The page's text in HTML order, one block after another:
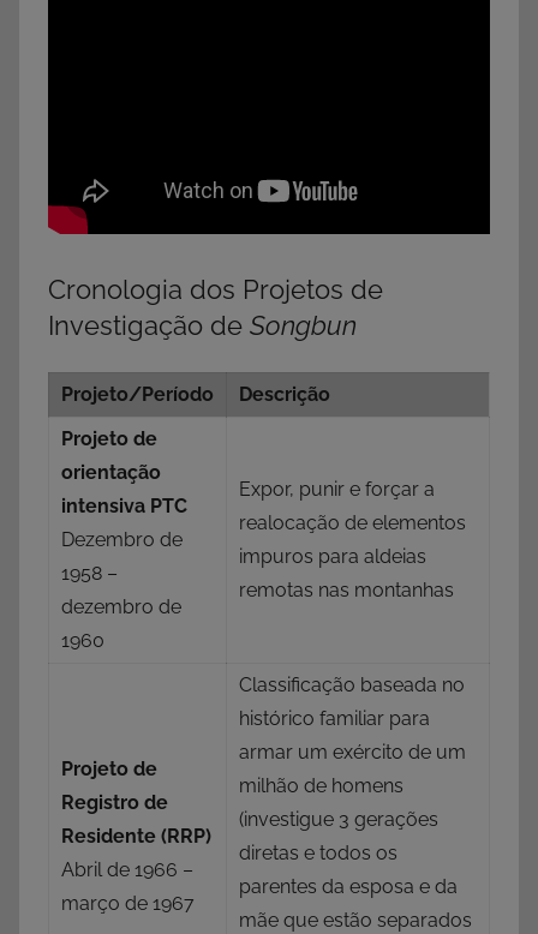
Cronologia dos Projetos de
Investigação de Songbun
Projeto/Período
Descrição
Projeto de
orientação
intensiva PTC
Dezembro de
1958 –
dezembro de
1960
Expor, punir e forçar a
realocação de elementos
impuros para aldeias
remotas nas montanhas
Projeto de
Registro de
Residente (RRP)
Abril de 1966 –
março de 1967
Classificação baseada no
histórico familiar para
armar um exército de um
milhão de homens
(investigue 3 gerações
diretas e todos os
parentes da esposa e da
mãe que estão separados